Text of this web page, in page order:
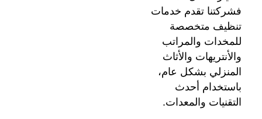
فشركتنا تقدم خدمات
تنظيف متخصصة
للمخدات والمراتب
والأنتريهات والأثاث
المنزلي بشكل عام،
باستخدام أحدث
التقنيات والمعدات.